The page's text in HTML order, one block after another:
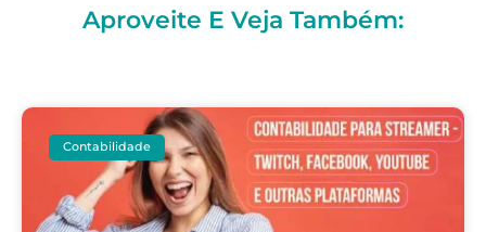
Aproveite E Veja Também:
Contabilidade